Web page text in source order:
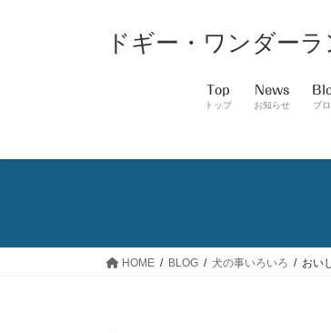
キ
に
ドギー・ワンダーラ
Top
トップ
News
お知らせ ブ
HOME BLOG 犬の事いろいろ おい